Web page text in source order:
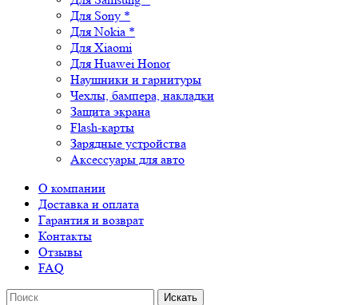
Для Sony *
Для Nokia *
Для Xiaomi
Для Huawei Honor
Наушники и гарнитуры
Чехлы, бампера, накладки
Защита экрана
Flash-карты
Зарядные устройства
Аксессуары для авто
О компании
Доставка и оплата
Гарантия и возврат
Контакты
Отзывы
FAQ